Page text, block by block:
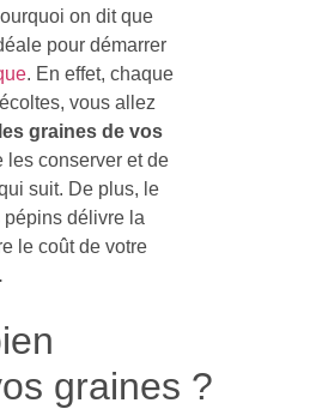
on dit que
pour démarrer
. En effet, chaque
vous allez
graines de vos
les conserver et de
suit. De plus, le
délivre la
le coût de votre
graines ?